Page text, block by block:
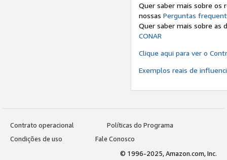
Quer saber mais sobre os
nossas Perguntas
Quer saber mais sobre as
CONAR
Clique aqui para ver o
Exemplos reais de
Contrato operacional
Políticas do Programa
Condições de uso
Fale Conosco
© 1996-2025, Amazon.com, Inc.